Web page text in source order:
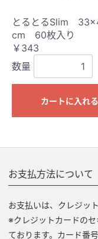
とるとるSlim
cm 60枚入り
￥343
数量
カートに入れる
お支払方法について
お支払いは、クレジッ
※クレジットカードの
ております。カード番